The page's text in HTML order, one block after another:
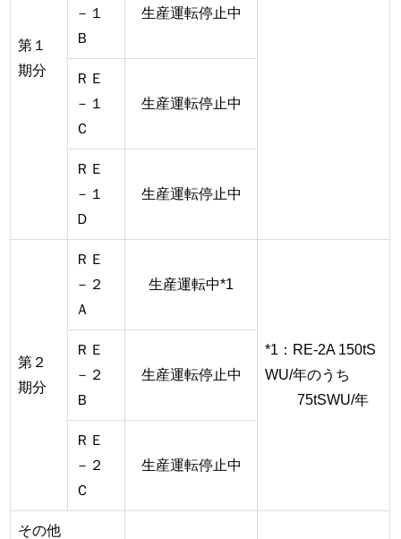
第１
期分
－１
Ｂ
生産運転停止中
ＲＥ
－１
Ｃ
生産運転停止中
ＲＥ
－１
Ｄ
生産運転停止中
第２
期分
ＲＥ
－２
Ａ
生産運転中*1
*1：RE-2A 150tS
WU/年のうち
75tSWU/年
ＲＥ
－２
Ｂ
生産運転停止中
ＲＥ
－２
Ｃ
生産運転停止中
その他